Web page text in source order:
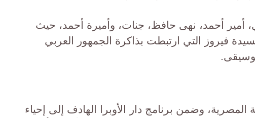
أحمد، نهى حافظ، جنات، وأميرة أحمد، حيث
فيروز التي ارتبطت بذاكرة الجمهور العربي
المصرية، وضمن برنامج دار الأوبرا الهادف إلى إحياء